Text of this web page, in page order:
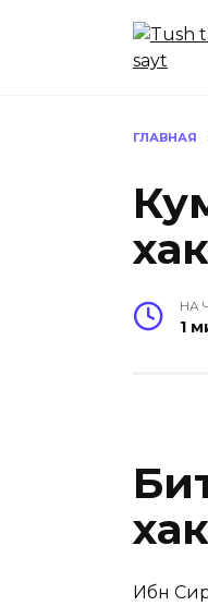
ГЛАВНАЯ
НА
1
Ибн